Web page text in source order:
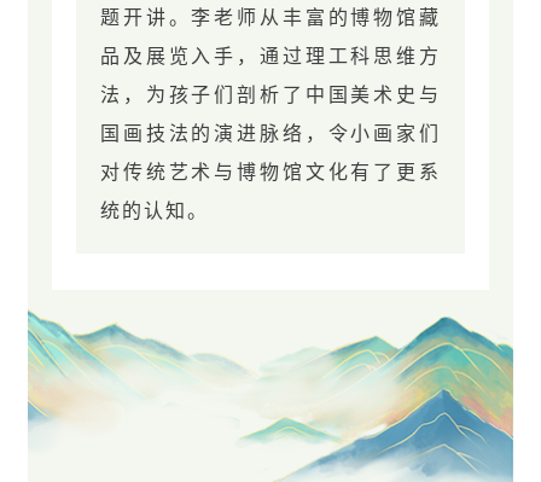
题开讲。李老师从丰富的博物馆藏
品及展览入手，通过理工科思维方
法，为孩子们剖析了中国美术史与
国画技法的演进脉络，令小画家们
对传统艺术与博物馆文化有了更系
统的认知。